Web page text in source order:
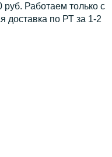
Работаем только с
доставка по РТ за 1-2